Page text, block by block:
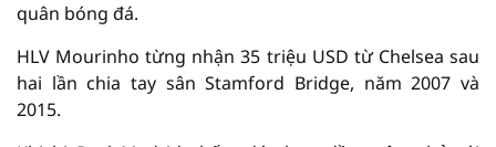
quân bóng đá.
HLV Mourinho từng nhận 35 triệu USD từ Chelsea sau
hai lần chia tay sân Stamford Bridge, năm 2007 và
2015.